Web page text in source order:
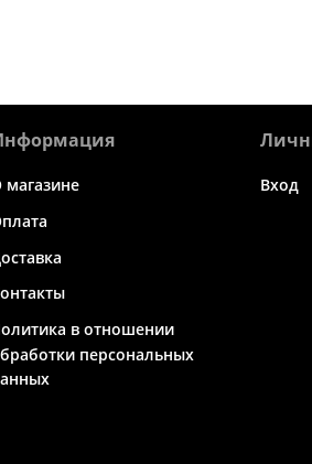
магазине
в отношении
персональных
Вход